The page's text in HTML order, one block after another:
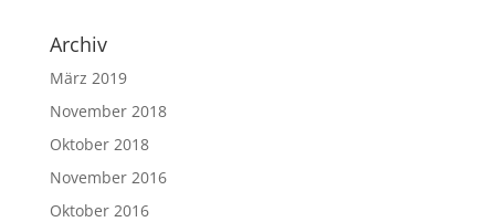
Archiv
März 2019
November 2018
Oktober 2018
November 2016
Oktober 2016